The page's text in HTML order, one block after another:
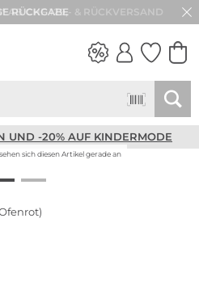
RÜCKGABE
UND -20% AUF KINDERMODE
sich diesen Artikel gerade an